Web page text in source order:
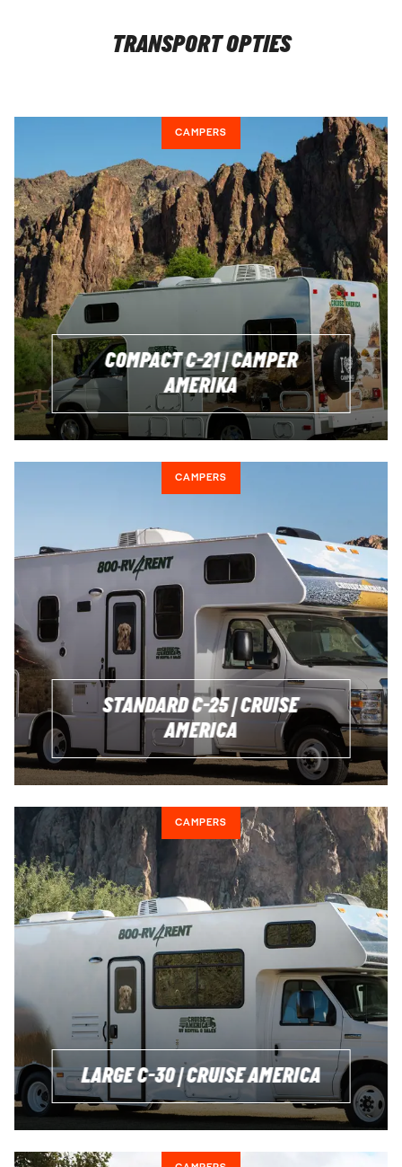
mei t/m begin oktober. De regel geldt meestal hoe eerder je
met boeken.
TRANSPORT OPTIES
CAMPERS
COMPACT C-21 | CAMPER
AMERIKA
CAMPERS
STANDARD C-25 | CRUISE
AMERICA
CAMPERS
LARGE C-30 | CRUISE AMERICA